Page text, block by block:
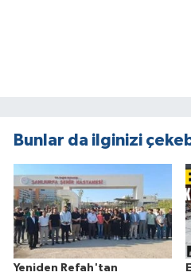
Bunlar da ilginizi
Yeniden Refah'tan